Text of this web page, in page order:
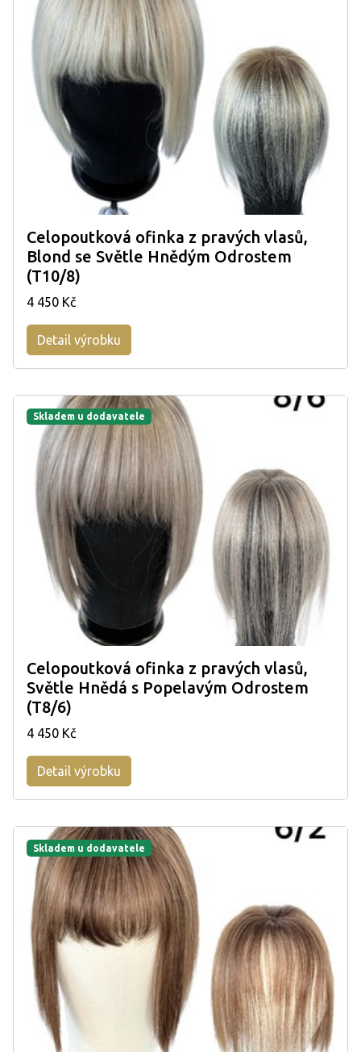
Celopoutková ofinka z pravých vlasů,
Blond se Světle Hnědým Odrostem
(T10/8)
4 450 Kč
Detail výrobku
Skladem u dodavatele
Celopoutková ofinka z pravých vlasů,
Světle Hnědá s Popelavým Odrostem
(T8/6)
4 450 Kč
Detail výrobku
Skladem u dodavatele